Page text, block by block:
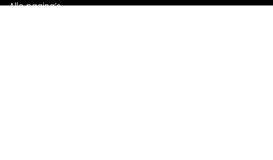
Alle pagina’s